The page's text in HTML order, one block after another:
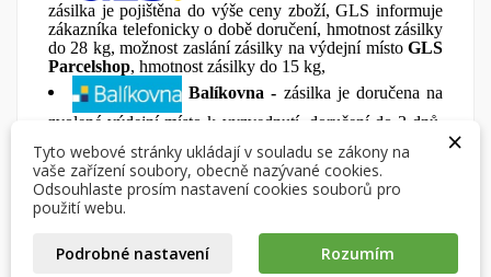
zásilka je pojištěna do výše ceny zboží, GLS informuje
zákazníka telefonicky o době doručení, hmotnost zásilky
do 28 kg, možnost zaslání zásilky na výdejní místo GLS
Parcelshop, hmotnost zásilky do 15 kg,
Balíkovna - zásilka je doručena na
zvolené výdejní místo k vyzvednutí, doručení do 3 dnů,
do 15 kg.
Možnosti přepravy balíku naSlovensko:
GLS kurýr -doručení do 3 dnů,
zásilka je pojištěna do výše ceny zboží, GSL informuje
Můj seznam přání
add_circle_outline Vytvořit nový seznam
((modalTitle)) ×
((confirmMessage))
Vytvořit seznam přání ×
Název seznamu přání
Zrušit Vytvořit seznam přání
Přihlásit se ×
Musíte být přihlášen, abyste si mohli výrobky uložit do
svého seznamu přání.
Přihlásit se
×
Tyto webové stránky ukládají v souladu se zákony na
vaše zařízení soubory, obecně nazývané cookies.
Odsouhlaste prosím nastavení cookies souborů pro
použití webu.
Podrobné nastavení Rozumím